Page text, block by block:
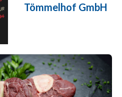
Tömmelhof GmbH